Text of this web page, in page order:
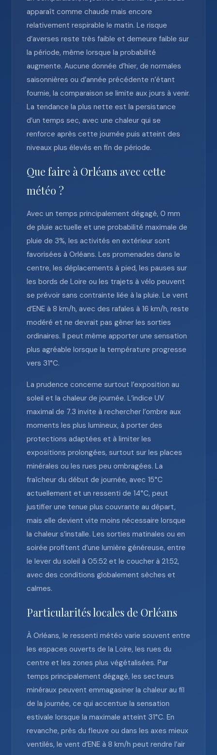
apparaît comme chaude mais encore
relativement respirable le matin. Le risque
d’averses reste très faible et demeure faible sur
la période, même lorsque la probabilité
augmente. Aucune donnée d’hier, de normales
saisonnières ou d’année précédente n’étant
fournie, la comparaison se limite aux jours à venir.
La tendance la plus nette est la persistance
d’un temps sec, avec une chaleur qui se
renforce après cette journée puis atteint des
niveaux plus élevés en fin de période.
Que faire à Orléans avec cette
météo ?
Avec un temps principalement dégagé, 0 mm
de pluie actuelle et une probabilité maximale de
pluie de 3%, les activités en extérieur sont
favorisées à Orléans. Les promenades dans le
centre, les déplacements à pied, les pauses sur
les bords de Loire ou les trajets à vélo peuvent
se prévoir sans contrainte liée à la pluie. Le vent
d’ENE à 8 km/h, avec des rafales à 16 km/h, reste
modéré et ne devrait pas gêner les sorties
ordinaires. Il peut même apporter une sensation
plus agréable lorsque la température progresse
vers 31°C.
La prudence concerne surtout l’exposition au
soleil et la chaleur de journée. L’indice UV
maximal de 7.3 invite à rechercher l’ombre aux
moments les plus lumineux, à porter des
protections adaptées et à limiter les
expositions prolongées, surtout sur les places
minérales ou les rues peu ombragées. La
fraîcheur du début de journée, avec 15°C
actuellement et un ressenti de 14°C, peut
justifier une tenue plus couvrante au départ,
mais elle devient vite moins nécessaire lorsque
la chaleur s’installe. Les sorties matinales ou en
soirée profitent d’une lumière généreuse, entre
le lever du soleil à 05:52 et le coucher à 21:52,
avec des conditions globalement sèches et
calmes.
Particularités locales de Orléans
À Orléans, le ressenti météo varie souvent entre
les espaces ouverts de la Loire, les rues du
centre et les zones plus végétalisées. Par
temps principalement dégagé, les secteurs
minéraux peuvent emmagasiner la chaleur au fil
de la journée, ce qui accentue la sensation
estivale lorsque la maximale atteint 31°C. En
revanche, près du fleuve ou dans les axes mieux
ventilés, le vent d’ENE à 8 km/h peut rendre l’air